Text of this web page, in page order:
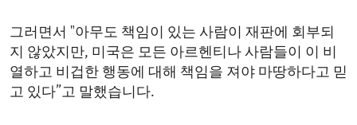
그러면서 "아무도 책임이 있는 사람이 재판에 회부되
지 않았지만, 미국은 모든 아르헨티나 사람들이 이 비
열하고 비겁한 행동에 대해 책임을 져야 마땅하다고 믿
고 있다”고 말했습니다.